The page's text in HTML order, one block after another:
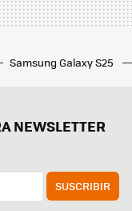
Samsung Galaxy S25
NEWSLETTER
SUSCRIBIR